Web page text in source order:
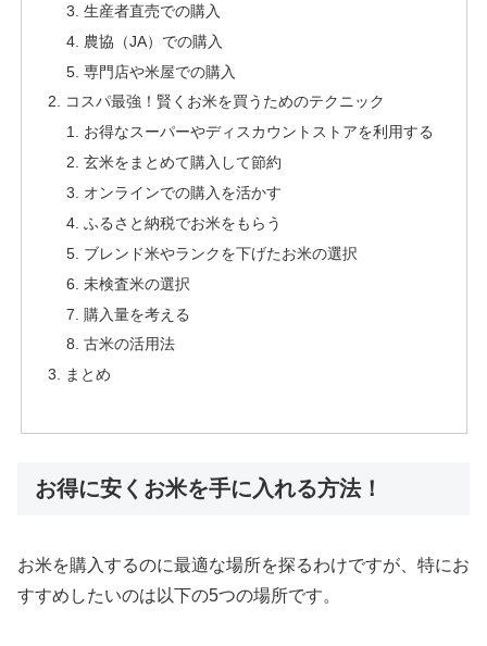
生産者直売での購入
農協（JA）での購入
専門店や米屋での購入
コスパ最強！賢くお米を買うためのテクニック
お得なスーパーやディスカウントストアを利用する
玄米をまとめて購入して節約
オンラインでの購入を活かす
ふるさと納税でお米をもらう
ブレンド米やランクを下げたお米の選択
未検査米の選択
購入量を考える
古米の活用法
まとめ
お得に安くお米を手に入れる方法！
お米を購入するのに最適な場所を探るわけですが、特にお
すすめしたいのは以下の5つの場所です。